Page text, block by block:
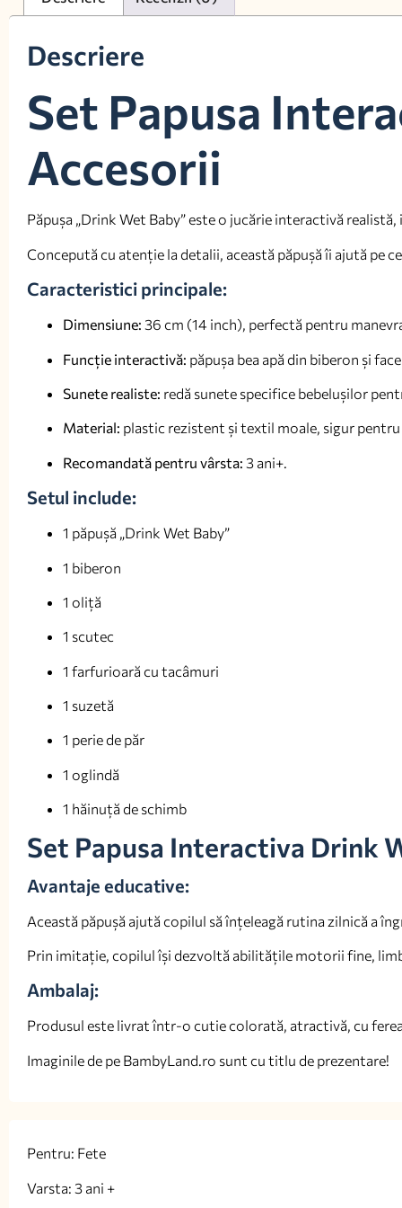
Descriere
Set Papusa
Accesorii
Păpușa „Drink Wet Baby” este o jucărie interactivă
Concepută cu atenție la detalii, această păpușă îi ajută pe
Caracteristici principale:
Dimensiune: 36 cm (14 inch), perfectă pentru
Funcție interactivă: păpușa bea apă din biberon și
Sunete realiste: redă sunete specifice bebelușilor
Material: plastic rezistent și textil moale, sigur
Recomandată pentru vârsta: 3 ani+.
Setul include:
1 păpușă „Drink Wet Baby”
1 biberon
1 oliță
1 scutec
1 farfurioară cu tacâmuri
1 suzetă
1 perie de păr
1 oglindă
1 hăinuță de schimb
Set Papusa Interactiva Drink
Avantaje educative:
Această păpușă ajută copilul să înțeleagă rutina zilnică a
Prin imitație, copilul își dezvoltă abilitățile motorii fine,
Ambalaj:
Produsul este livrat într-o cutie colorată, atractivă, cu
Imaginile de pe BambyLand.ro sunt cu titlu de prezentare!
Pentru: Fete
Varsta: 3 ani +